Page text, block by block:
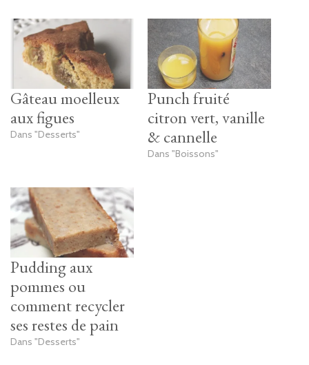
Gâteau moelleux
aux figues
Dans "Desserts"
Punch fruité
citron vert, vanille
& cannelle
Dans "Boissons"
Pudding aux
pommes ou
comment recycler
ses restes de pain
Dans "Desserts"